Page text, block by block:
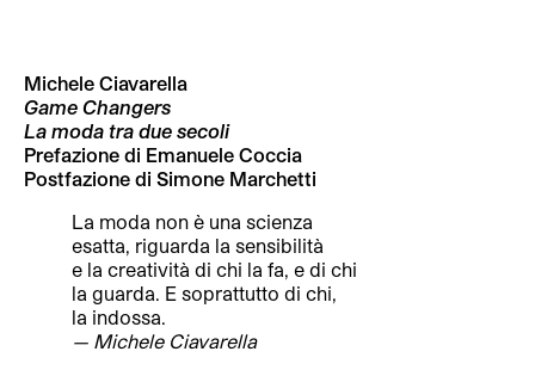
Michele Ciavarella
Game Changers
La moda tra due secoli
Prefazione di Emanuele Coccia
Postfazione di Simone Marchetti
La moda non è una scienza
esatta, riguarda la sensibilità
e la creatività di chi la fa, e di chi
la guarda. E soprattutto di chi,
la indossa.
— Michele Ciavarella